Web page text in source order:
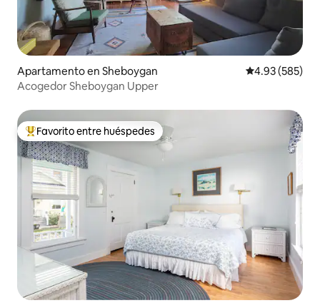
Apartamento en Sheboygan Calificación
4.93 (585)
Acogedor Sheboygan Upper
Favorito entre huéspedes preferido
Favorito entre huéspedes